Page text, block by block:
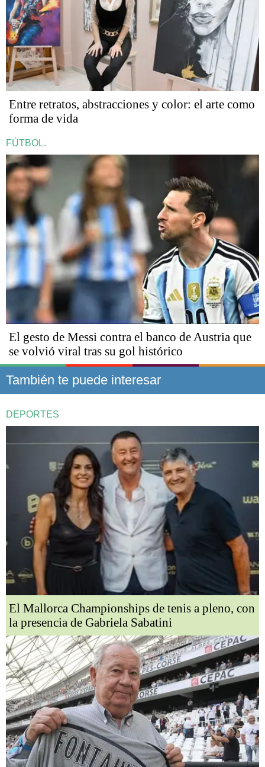
Entre retratos, abstracciones y color: el arte como
forma de vida
FÚTBOL.
El gesto de Messi contra el banco de Austria que
se volvió viral tras su gol histórico
También te puede interesar
DEPORTES
El Mallorca Championships de tenis a pleno, con
la presencia de Gabriela Sabatini